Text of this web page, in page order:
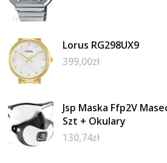
Lorus RG298UX9
399,00zł
Jsp Maska Ffp2V
Szt + Okulary
130,74zł